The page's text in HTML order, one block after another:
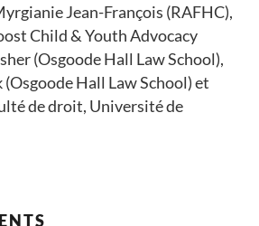
Jean-François (RAFHC),
Child & Youth Advocacy
(Osgoode Hall Law School),
Hall Law School) et
de droit, Université de